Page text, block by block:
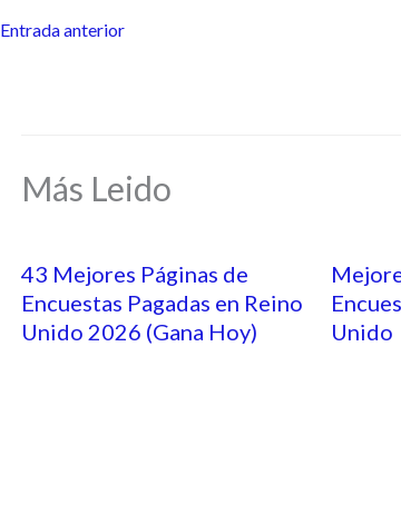
Entrada anterior
Más Leido
43 Mejores Páginas de
Encuestas Pagadas en Reino
Unido 2026 (Gana Hoy)
Unido